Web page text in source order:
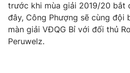
Theo dõi báo trên
Cơ quan chủ quản:
trước khi mùa giải 2019/20 bắt
đây, Công Phượng sẽ cùng đội
màn giải VĐQG Bỉ với đối thủ
Peruwelz.